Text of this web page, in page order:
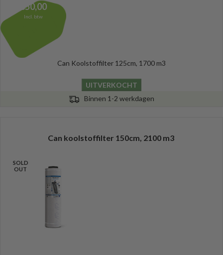
350,00
Incl. btw
Can Koolstoffilter 125cm, 1700 m3
UITVERKOCHT
Binnen 1-2 werkdagen
Can koolstoffilter 150cm, 2100 m3
SOLD
OUT